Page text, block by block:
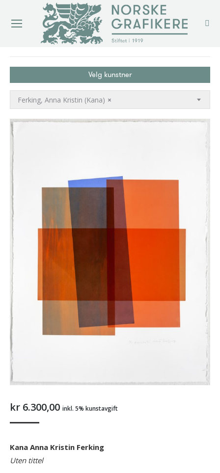
Velg kunstner
×
Ferking, Anna Kristin (Kana)
kr 6.300,00 inkl. 5% kunstavgift
Kana Anna Kristin Ferking
Uten tittel